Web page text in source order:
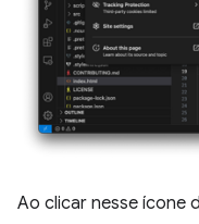
Ao clicar nesse ícone